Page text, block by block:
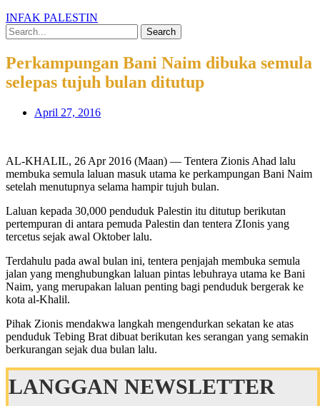
INFAK PALESTIN
Search
Perkampungan Bani Naim dibuka semula
selepas tujuh bulan ditutup
April 27, 2016
AL-KHALIL, 26 Apr 2016 (Maan) — Tentera Zionis Ahad lalu
membuka semula laluan masuk utama ke perkampungan Bani Naim
setelah menutupnya selama hampir tujuh bulan.
Laluan kepada 30,000 penduduk Palestin itu ditutup berikutan
pertempuran di antara pemuda Palestin dan tentera ZIonis yang
tercetus sejak awal Oktober lalu.
Terdahulu pada awal bulan ini, tentera penjajah membuka semula
jalan yang menghubungkan laluan pintas lebuhraya utama ke Bani
Naim, yang merupakan laluan penting bagi penduduk bergerak ke
kota al-Khalil.
Pihak Zionis mendakwa langkah mengendurkan sekatan ke atas
penduduk Tebing Brat dibuat berikutan kes serangan yang semakin
berkurangan sejak dua bulan lalu.
LANGGAN NEWSLETTER